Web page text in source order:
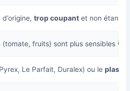
trop coupant et non
(tomate, fruits) sont plus sensibles
Le Parfait, Duralex) ou le